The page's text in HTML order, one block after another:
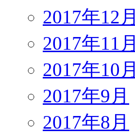
2017年12月
2017年11月
2017年10月
2017年9月
2017年8月